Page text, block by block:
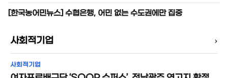
[한국농어민뉴스] 수협은행, 어민 없는 수도권에만 집중
사회적기업 ›
사회적기업